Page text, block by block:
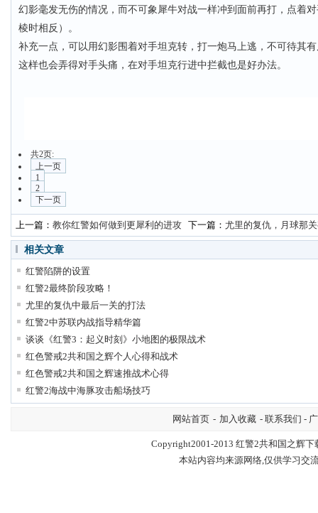
幻影毫发无伤的情况，而不可象犀牛对战一样冲到面前再打，点着
棱时相反）。
补充一点，可以用幻影围着对手坦克转，打一炮马上逃，不可待其
这样也会弄得对手头痛，在对手坦克行进中拦截也是好办法。
共2页:
上一页
1
2
下一页
上一篇： 教你红警如何做到更犀利的进攻 下一篇： 尤里的复仇，月球那
相关文章
红警陷阱的设置
红警2最终阶段攻略！
尤里的复仇中最后一关的打法
红警2中苏联内战指导精华篇
谈谈《红警3：起义时刻》小地图的极限战术
红色警戒2共和国之辉个人心得和战术
红色警戒2共和国之辉速推战术心得
红警2海战中海豚攻击船场技巧
网站首页 - 加入收藏 - 联系我们 -
Copyright2001-2013 红警2共和国之辉下
本站内容均来源网络,仅供学习交